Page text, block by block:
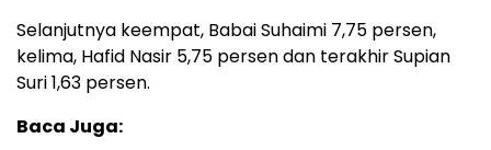
Selanjutnya keempat, Babai Suhaimi 7,75 persen,
kelima, Hafid Nasir 5,75 persen dan terakhir Supian
Suri 1,63 persen.
Baca Juga: